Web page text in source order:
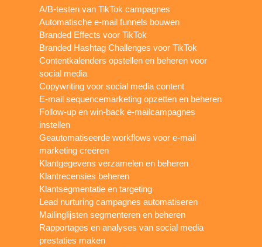
A/B-testen van TikTok campagnes
Automatische e-mail funnels bouwen
Branded Effects voor TikTok
Branded Hashtag Challenges voor TikTok
Contentkalenders opstellen en beheren voor
social media
Copywriting voor social media content
E-mail sequencemarketing opzetten en beheren
Follow-up en win-back e-mailcampagnes
instellen
Geautomatiseerde workflows voor e-mail
marketing creëren
Klantgegevens verzamelen en beheren
Klantrecensies beheren
Klantsegmentatie en targeting
Lead nurturing campagnes automatiseren
Mailinglijsten segmenteren en beheren
Rapportages en analyses van social media
prestaties maken